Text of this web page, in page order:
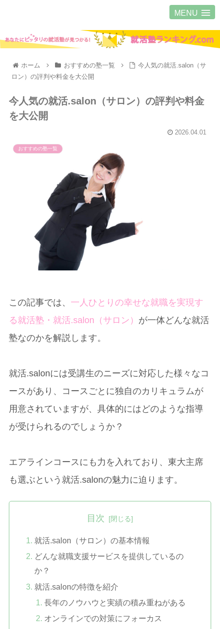
MENU
ホーム おすすめの塾一覧
今人気の就活.salon（サ
ロン）の評判や料金を大公開
今人気の就活.salon（サロン）の評判や料金
を大公開
2026.04.01
おすすめの塾一覧
この記事では、 一人ひとりの幸せな就職を実現す
る就活塾・就活.salon（サロン） が一体どんな就活
塾なのかを解説します。
就活.salonには受講生のニーズに対応した様々なコ
ースがあり、コースごとに独自のカリキュラムが
用意されていますが、具体的にはどのような指導
が受けられるのでしょうか？
エアラインコースにも力を入れており、東大主席
も選ぶという就活.salonの魅力に迫ります。
目次
就活.salon（サロン）の基本情報
どんな就職支援サービスを提供しているの
か？
就活.salonの特徴を紹介
長年のノウハウと実績の積み重ねがある
オンラインでの対策にフォーカス